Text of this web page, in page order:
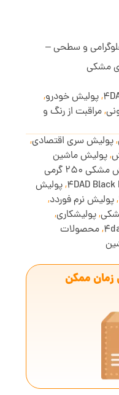
و سطحی –
مشکی
,پولیش خودرو,
,مراقبت از رنگ و
,پولیش سری اقتصادی,
,پولیش ماشین
پولیش مشکی 250 گرمی
,پولیش
,پولیش نرم فوردد,
,پولیشکاری,
,محصولات
زمان ممکن